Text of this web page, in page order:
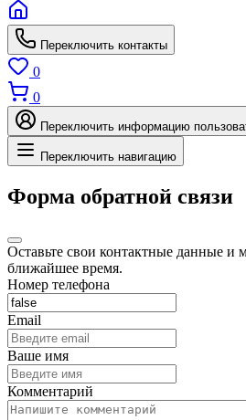
Переключить контакты
0
0
Переключить информацию
Переключить навигацию
Форма обратной связи
Оставьте свои контактные данные и
ближайшее время.
Номер телефона
Email
Ваше имя
Комментарий